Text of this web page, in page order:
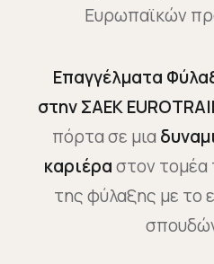
Ευρωπαϊκών
Επαγγέλματα
στην ΣΑΕΚ
πόρτα σε μια
καριέραστον τομέα
της φύλαξης με το